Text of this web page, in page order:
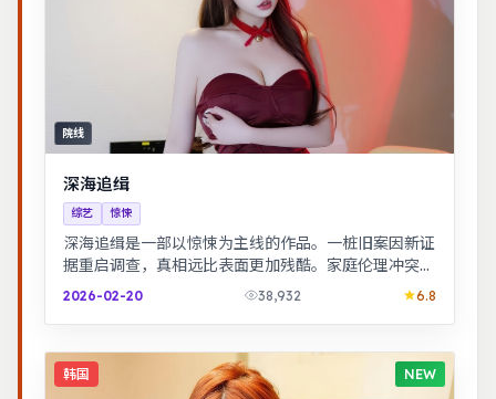
院线
深海追缉
综艺 惊悚
深海追缉是一部以惊悚为主线的作品。一桩旧案因新证
据重启调查，真相远比表面更加残酷。家庭伦理冲突在
一场意外后集中爆发，情感冲击力足。
2026-02-20 38,932 6.8
韩国 NEW